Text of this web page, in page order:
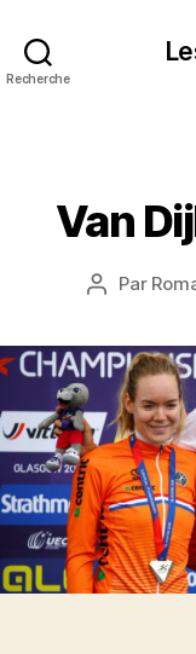
Recherche
Van
Auteur
Par